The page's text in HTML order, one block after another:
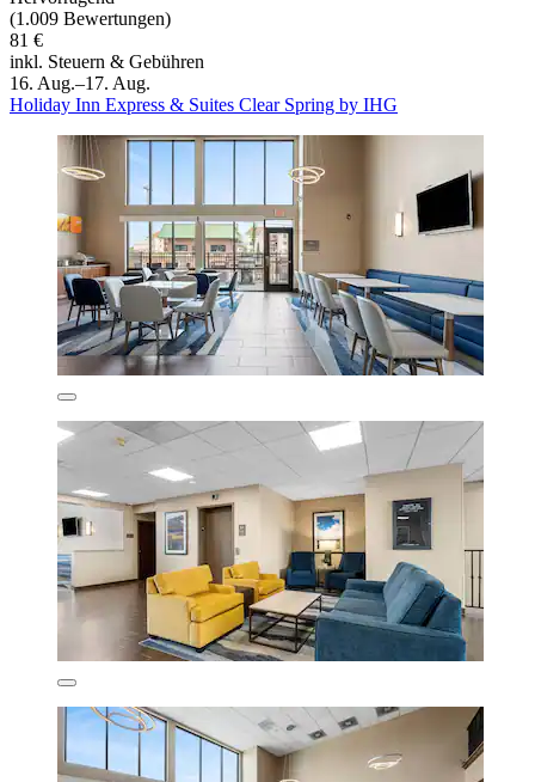
(1.009 Bewertungen)
81 €
inkl. Steuern & Gebühren
16. Aug.–17. Aug.
Holiday Inn Express & Suites Clear Spring by IHG